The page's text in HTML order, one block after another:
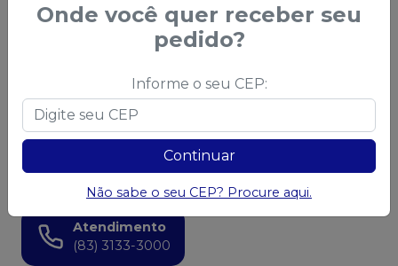
Acompanhe nas
WhatsApp
83 99966-0025
Atendimento
(83) 3133-3000
Onde você quer receber seu
pedido?
Informe o seu CEP:
Continuar
Não sabe o seu CEP? Procure aqui.